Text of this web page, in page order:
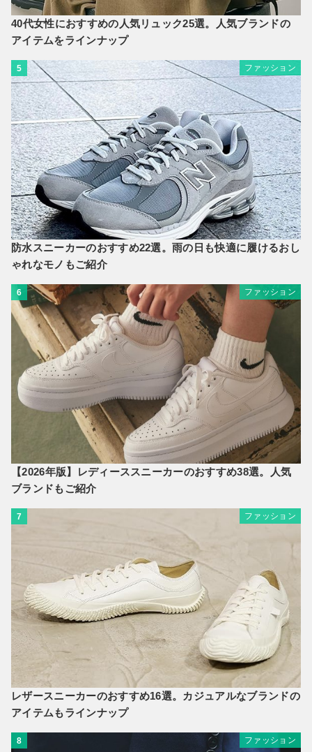
40代女性におすすめの人気リュック25選。人気ブランドの
アイテムをラインナップ
5 ファッション
防水スニーカーのおすすめ22選。雨の日も快適に履けるおし
ゃれなモノもご紹介
6 ファッション
【2026年版】レディーススニーカーのおすすめ38選。人気
ブランドもご紹介
7 ファッション
レザースニーカーのおすすめ16選。カジュアルなブランドの
アイテムもラインナップ
8 ファッション